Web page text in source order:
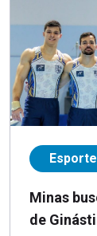
Esporte
Minas
de